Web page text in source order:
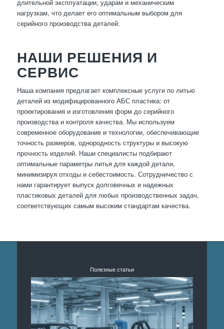
длительной эксплуатации, ударам и механическим
нагрузкам, что делает его оптимальным выбором для
серийного производства деталей.
НАШИ РЕШЕНИЯ И
СЕРВИС
Наша компания предлагает комплексные услуги по литью
деталей из модифицированного АБС пластика: от
проектирования и изготовления форм до серийного
производства и контроля качества. Мы используем
современное оборудование и технологии, обеспечивающие
точность размеров, однородность структуры и высокую
прочность изделий. Наши специалисты подбирают
оптимальные параметры литья для каждой детали,
минимизируя отходы и себестоимость. Сотрудничество с
нами гарантирует выпуск долговечных и надежных
пластиковых деталей для любых производственных задач,
соответствующих самым высоким стандартам качества.
Полезные статьи